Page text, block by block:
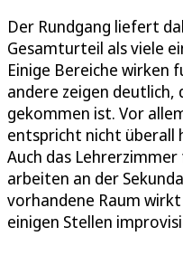
Der Rundgang liefert
Gesamturteil als viele
Einige Bereiche wirken
andere zeigen deutlich,
gekommen ist. Vor
entspricht nicht überall
Auch das
arbeiten an der
vorhandene Raum
einigen Stellen